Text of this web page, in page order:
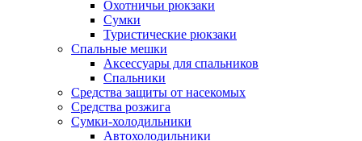
Охотничьи рюкзаки
Сумки
Туристические рюкзаки
Спальные мешки
Аксессуары для спальников
Спальники
Средства защиты от насекомых
Средства розжига
Сумки-холодильники
Автохолодильники